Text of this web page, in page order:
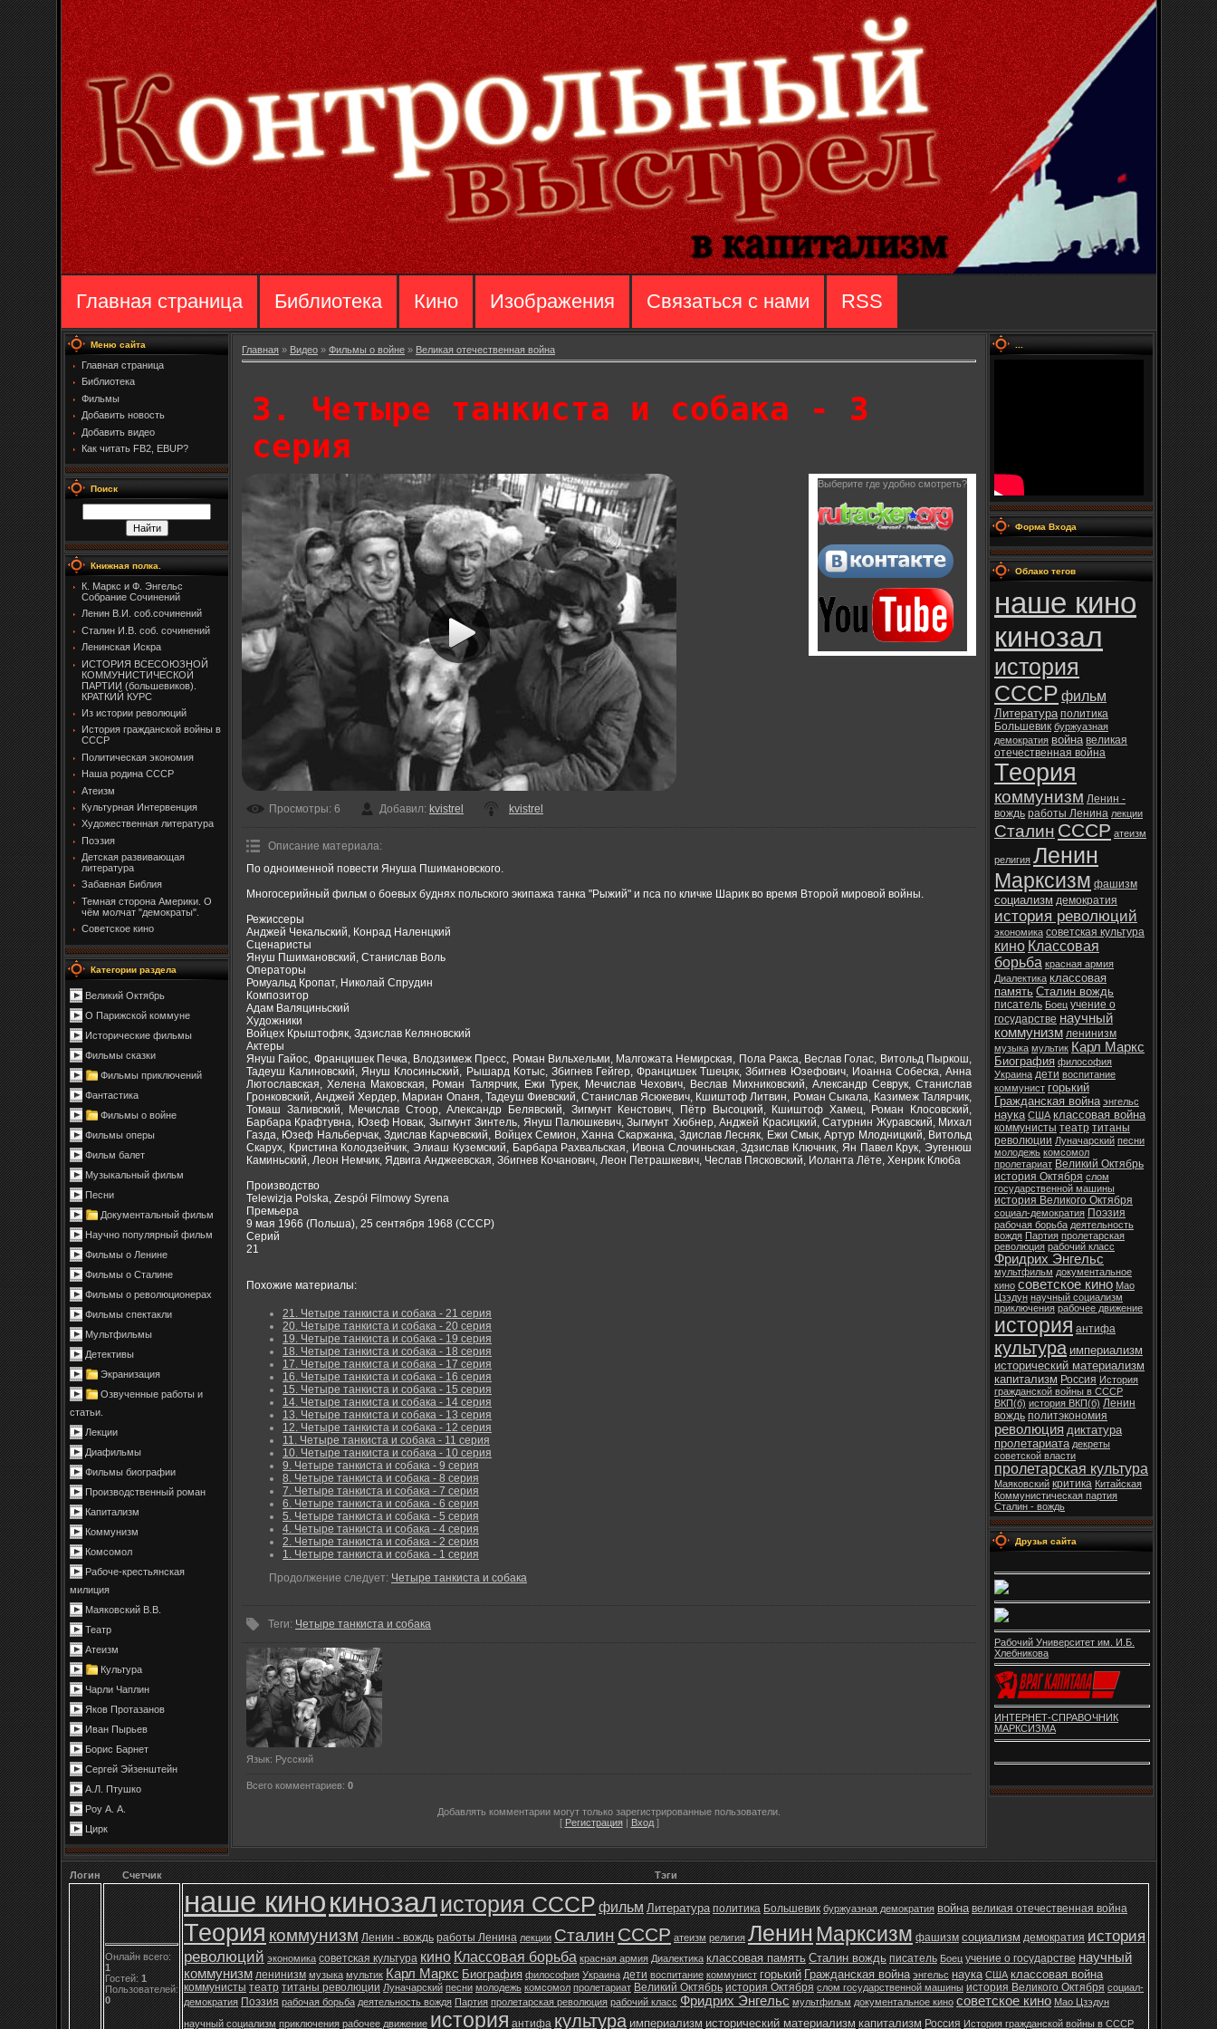
Главная страница Библиотека Кино Изображения Связаться с нами RSS
Меню сайта
Главная страница
Библиотека
Фильмы
Добавить новость
Добавить видео
Как читать FB2, EBUP?
Поиск
Книжная полка.
К. Маркс и Ф. Энгельс
Собрание Сочинений
Ленин В.И. соб.сочинений
Сталин И.В. соб. сочинений
Ленинская Искра
ИСТОРИЯ ВСЕСОЮЗНОЙ
КОММУНИСТИЧЕСКОЙ
ПАРТИИ (большевиков).
КРАТКИЙ КУРС
Из истории революций
История гражданской войны в
СССР
Политическая экономия
Наша родина СССР
Атеизм
Культурная Интервенция
Художественная литература
Поэзия
Детская развивающая
литература
Забавная Библия
Темная сторона Америки. О
чём молчат "демократы".
Советское кино
Категории раздела
Великий Октябрь
О Парижской коммуне
Исторические фильмы
Фильмы сказки
Фильмы приключений
Фантастика
Фильмы о войне
Фильмы оперы
Фильм балет
Музыкальный фильм
Песни
Документальный фильм
Научно популярный фильм
Фильмы о Ленине
Фильмы о Сталине
Фильмы о революционерах
Фильмы спектакли
Мультфильмы
Детективы
Экранизация
Озвученные работы и
статьи.
Лекции
Диафильмы
Фильмы биографии
Производственный роман
Капитализм
Коммунизм
Комсомол
Рабоче-крестьянская
милиция
Маяковский В.В.
Театр
Атеизм
Культура
Чарли Чаплин
Яков Протазанов
Иван Пырьев
Борис Барнет
Сергей Эйзенштейн
А.Л. Птушко
Роу А. А.
Цирк
Главная » Видео » Фильмы о войне » Великая отечественная война
3. Четыре танкиста и собака - 3
серия
Выберите где удобно смотреть?
Просмотры: 6 Добавил: kvistrel kvistrel
Описание материала:
По одноименной повести Януша Пшимановского.
Многосерийный фильм о боевых буднях польского экипажа танка "Рыжий" и пса по кличке Шарик во время Второй мировой войны.
Режиссеры
Анджей Чекальский, Конрад Наленцкий
Сценаристы
Януш Пшимановский, Станислав Воль
Операторы
Ромуальд Кропат, Николай Спрудин
Композитор
Адам Валяциньский
Художники
Войцех Крыштофяк, Здзислав Келяновский
Актеры
Януш Гайос, Францишек Печка, Влодзимеж Пресс, Роман Вильхельми, Малгожата Немирская, Пола Ракса, Веслав Голас, Витольд Пыркош,
Тадеуш Калиновский, Януш Клосиньский, Рышард Котыс, Збигнев Гейгер, Францишек Тшецяк, Збигнев Юзефович, Иоанна Собеска, Анна
Лютославская, Хелена Маковская, Роман Талярчик, Ежи Турек, Мечислав Чехович, Веслав Михниковский, Александр Севрук, Станислав
Гронковский, Анджей Хердер, Мариан Опаня, Тадеуш Фиевский, Станислав Ясюкевич, Кшиштоф Литвин, Роман Сыкала, Казимеж Талярчик,
Томаш Заливский, Мечислав Стоор, Александр Белявский, Зигмунт Кенстович, Пётр Высоцкий, Кшиштоф Хамец, Роман Клосовский,
Барбара Крафтувна, Юзеф Новак, Зыгмунт Зинтель, Януш Палюшкевич, Зыгмунт Хюбнер, Анджей Красицкий, Сатурнин Журавский, Михал
Газда, Юзеф Нальберчак, Здислав Карчевский, Войцех Семион, Ханна Скаржанка, Здислав Лесняк, Ежи Смык, Артур Млодницкий, Витольд
Скарух, Кристина Колодзейчик, Элиаш Куземский, Барбара Рахвальская, Ивона Слочиньская, Здзислав Ключник, Ян Павел Крук, Эугенюш
Каминьский, Леон Немчик, Ядвига Анджеевская, Збигнев Кочанович, Леон Петрашкевич, Чеслав Пясковский, Иоланта Лёте, Хенрик Клюба
Производство
Telewizja Polska, Zespół Filmowy Syrena
Премьера
9 мая 1966 (Польша), 25 сентября 1968 (СССР)
Cерий
21
Похожие материалы:
21. Четыре танкиста и собака - 21 серия
20. Четыре танкиста и собака - 20 серия
19. Четыре танкиста и собака - 19 серия
18. Четыре танкиста и собака - 18 серия
17. Четыре танкиста и собака - 17 серия
16. Четыре танкиста и собака - 16 серия
15. Четыре танкиста и собака - 15 серия
14. Четыре танкиста и собака - 14 серия
13. Четыре танкиста и собака - 13 серия
12. Четыре танкиста и собака - 12 серия
11. Четыре танкиста и собака - 11 серия
10. Четыре танкиста и собака - 10 серия
9. Четыре танкиста и собака - 9 серия
8. Четыре танкиста и собака - 8 серия
7. Четыре танкиста и собака - 7 серия
6. Четыре танкиста и собака - 6 серия
5. Четыре танкиста и собака - 5 серия
4. Четыре танкиста и собака - 4 серия
2. Четыре танкиста и собака - 2 серия
1. Четыре танкиста и собака - 1 серия
Продолжение следует: Четыре танкиста и собака
Теги: Четыре танкиста и собака
Язык: Русский
Всего комментариев: 0
Добавлять комментарии могут только зарегистрированные пользователи.
[ Регистрация| Вход]
Форма Входа
Облако тегов
наше кино
кинозал
история
СССР фильм
Литература политика
Большевик буржуазная
демократия война великая
отечественная война
Теория
коммунизм Ленин -
вождь работы Ленина лекции
Сталин СССР атеизм
религия Ленин
Марксизм фашизм
социализм демократия
история революций
экономика советская культура
кино Классовая
борьба красная армия
Диалектика классовая
память Сталин вождь
писатель Боец учение о
государстве научный
коммунизм ленинизм
музыка мультик Карл Маркс
Биография философия
Украина дети воспитание
коммунист горький
Гражданская война энгельс
наука США классовая война
коммунисты театр титаны
революции Луначарский песни
молодежь комсомол
пролетариат Великий Октябрь
история Октября слом
государственной машины
история Великого Октября
социал-демократия Поэзия
рабочая борьба деятельность
вождя Партия пролетарская
революция рабочий класс
Фридрих Энгельс
мультфильм документальное
кино советское кино Мао
Цзэдун научный социализм
приключения рабочее движение
история антифа
культура империализм
исторический материализм
капитализм Россия История
гражданской войны в СССР
ВКП(б) история ВКП(б) Ленин
вождь политэкономия
революция диктатура
пролетариата декреты
советской власти
пролетарская культура
Маяковский критика Китайская
Коммунистическая партия
Сталин - вождь
Друзья сайта
Рабочий Университет им. И.Б.
Хлебникова
ИНТЕРНЕТ-СПРАВОЧНИК
МАРКСИЗМА
Логин Счетчик Тэги
Онлайн всего:
1
Гостей: 1
Пользователей:
0
наше кинокинозалистория СССРфильм Литература политика Большевик буржуазная демократия война великая отечественная война
Теория коммунизм Ленин - вождь работы Ленина лекции Сталин СССР атеизм религия ЛенинМарксизм фашизм социализм демократия история
революций экономика советская культура киноКлассовая борьба красная армия Диалектика классовая память Сталин вождь писатель Боец учение о государстве научный
коммунизм ленинизм музыка мультик Карл Маркс Биография философия Украина дети воспитание коммунист горький Гражданская война энгельс наука США классовая война
коммунисты театр титаны революции Луначарский песни молодежь комсомол пролетариат Великий Октябрь история Октября слом государственной машины история Великого Октября социал-
демократия Поэзия рабочая борьба деятельность вождя Партия пролетарская революция рабочий класс Фридрих Энгельс мультфильм документальное кино советское кино Мао Цзэдун
научный социализм приключения рабочее движение история антифа культура империализм исторический материализм капитализм Россия История гражданской войны в СССР